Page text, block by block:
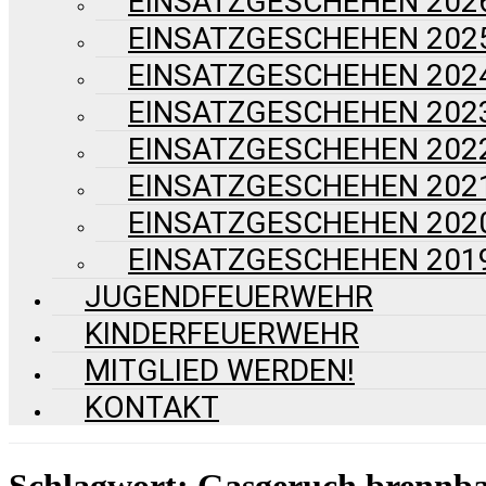
EINSATZGESCHEHEN
EINSATZGESCHEHEN
EINSATZGESCHEHEN
EINSATZGESCHEHEN
EINSATZGESCHEHEN
EINSATZGESCHEHEN
EINSATZGESCHEHEN
JUGENDFEUERWEHR
KINDERFEUERWEHR
MITGLIED WERDEN!
KONTAKT